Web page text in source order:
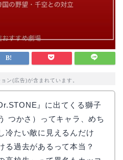
ン(広告)が含まれています。
』に出てくる獅子
つかさ）ってキャラ、めち
冷たい敵に見えるんだけ
る過去があるって本当？